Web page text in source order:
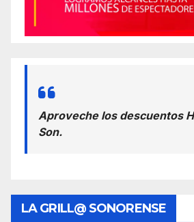
Aproveche los descuentos
Son.
LA GRILL@ SONORENSE